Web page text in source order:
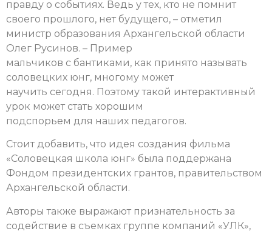
правду о событиях. Ведь у тех, кто не помнит
своего прошлого, нет будущего, – отметил
министр образования Архангельской области
Олег Русинов. – Пример
мальчиков с бантиками, как принято называть
соловецких юнг, многому может
научить сегодня. Поэтому такой интерактивный
урок может стать хорошим
подспорьем для наших педагогов.
Стоит добавить, что идея создания фильма
«Соловецкая школа юнг» была поддержана
Фондом президентских грантов, правительством
Архангельской области.
Авторы также выражают признательность за
содействие в съемках группе компаний «УЛК»,